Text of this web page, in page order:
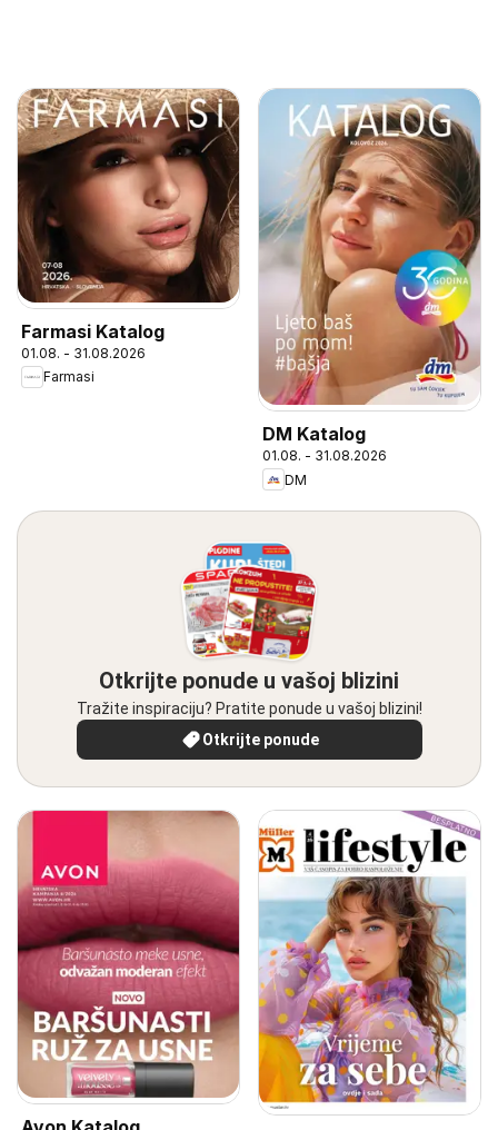
Farmasi Katalog
01.08. - 31.08.2026
Farmasi
DM Katalog
01.08. - 31.08.2026
DM
Otkrijte ponude u vašoj blizini
Tražite inspiraciju? Pratite ponude u vašoj blizini!
Otkrijte ponude